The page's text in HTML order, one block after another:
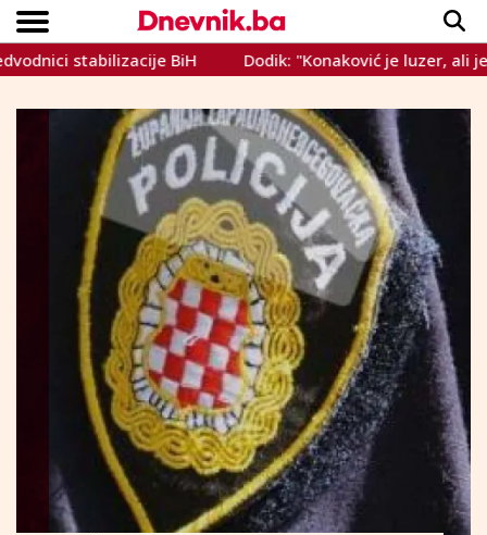
VIJESTI
SPORT
INTERVIEW
TEME
CRNA KRONIKA
LIFESTYLE
Copyright © Dnevnik.ba 2023.
stabilizacije BiH Dodik: "Konaković je luzer, ali je